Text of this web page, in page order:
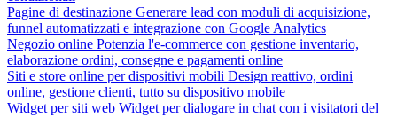
Pagine di destinazione Generare lead con moduli di acquisizione,
funnel automatizzati e integrazione con Google Analytics
Negozio online Potenzia l'e-commerce con gestione inventario,
elaborazione ordini, consegne e pagamenti online
Siti e store online per dispositivi mobili Design reattivo, ordini
online, gestione clienti, tutto su dispositivo mobile
Widget per siti web Widget per dialogare in chat con i visitatori del